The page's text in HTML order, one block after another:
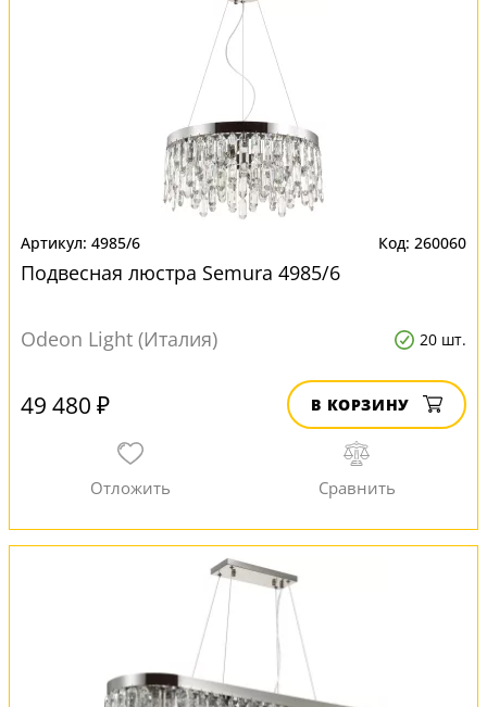
4985/6 260060
Подвесная люстра Semura 4985/6
Odeon Light (Италия) 20 шт.
49 480 ₽ В КОРЗИНУ